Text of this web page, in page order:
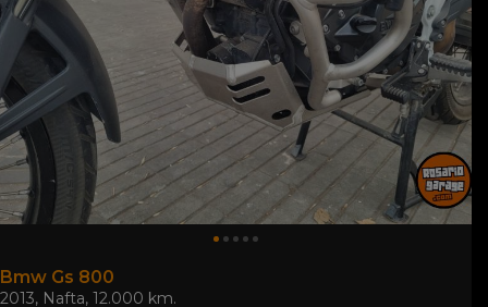
Bmw Gs 800
2013, Nafta, 12.000 km.